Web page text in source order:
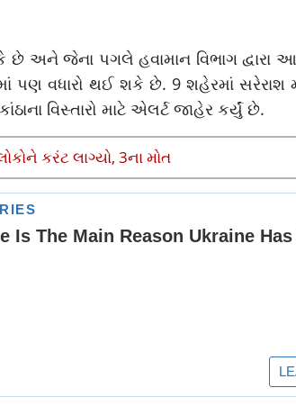
છે અને જેના પગલે હવામાન વિભાગ દ્વારા
પણ વધારો થઈ શકે છે. 9 શહેરમાં સરેરાશ
વિસ્તારો માટે એલર્ટ જાહેર કર્યું છે.
કરંટ લાગ્યો, 3ના મોત